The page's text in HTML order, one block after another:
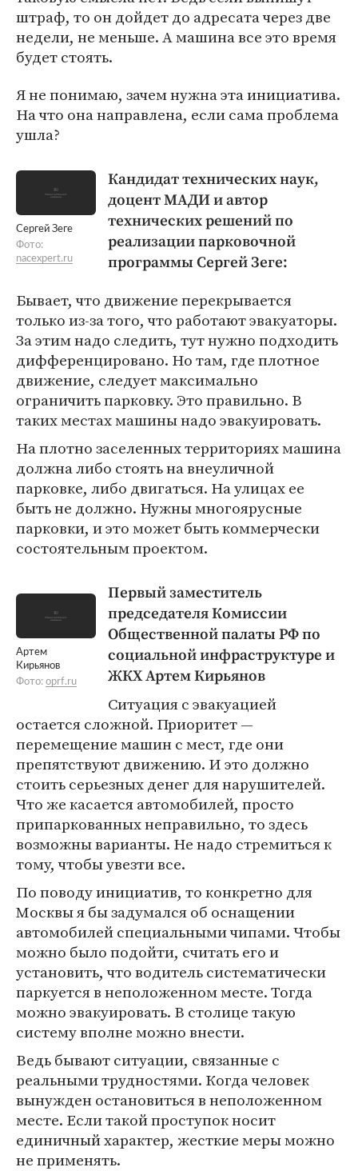
штраф, то он дойдет до адресата через две
недели, не меньше. А машина все это время
будет стоять.
Я не понимаю, зачем нужна эта инициатива.
На что она направлена, если сама проблема
ушла?
Сергей Зеге
Фото:
nacexpert.ru
Кандидат технических наук,
доцент МАДИ и автор
технических решений по
реализации парковочной
программы Сергей Зеге:
Бывает, что движение перекрывается
только из-за того, что работают эвакуаторы.
За этим надо следить, тут нужно подходить
дифференцировано. Но там, где плотное
движение, следует максимально
ограничить парковку. Это правильно. В
таких местах машины надо эвакуировать.
На плотно заселенных территориях машина
должна либо стоять на внеуличной
парковке, либо двигаться. На улицах ее
быть не должно. Нужны многоярусные
парковки, и это может быть коммерчески
состоятельным проектом.
Артем
Кирьянов
Фото: oprf.ru
Первый заместитель
председателя Комиссии
Общественной палаты РФ по
социальной инфраструктуре и
ЖКХ Артем Кирьянов
Ситуация с эвакуацией
остается сложной. Приоритет —
перемещение машин с мест, где они
препятствуют движению. И это должно
стоить серьезных денег для нарушителей.
Что же касается автомобилей, просто
припаркованных неправильно, то здесь
возможны варианты. Не надо стремиться к
тому, чтобы увезти все.
По поводу инициатив, то конкретно для
Москвы я бы задумался об оснащении
автомобилей специальными чипами. Чтобы
можно было подойти, считать его и
установить, что водитель систематически
паркуется в неположенном месте. Тогда
можно эвакуировать. В столице такую
систему вполне можно внести.
Ведь бывают ситуации, связанные с
реальными трудностями. Когда человек
вынужден остановиться в неположенном
месте. Если такой проступок носит
единичный характер, жесткие меры можно
не применять.